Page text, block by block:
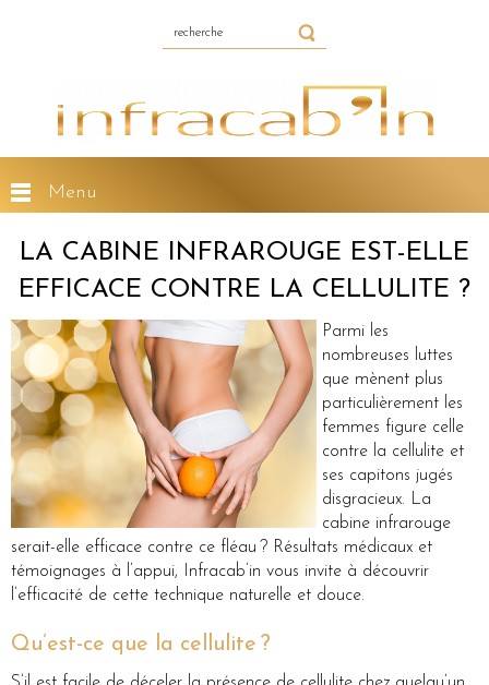
Menu
LA CABINE INFRAROUGE EST-ELLE
EFFICACE CONTRE LA CELLULITE ?
Parmi les
nombreuses luttes
que mènent plus
particulièrement les
femmes figure celle
contre la cellulite et
ses capitons jugés
disgracieux. La
cabine infrarouge
serait-elle efficace contre ce fléau ? Résultats médicaux et
témoignages à l’appui, Infracab’in vous invite à découvrir
l’efficacité de cette technique naturelle et douce.
Qu’est-ce que la cellulite ?